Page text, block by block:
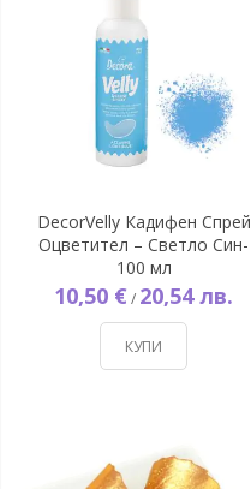
DecorVelly Кадифен Спрей
Оцветител – Светло Син-
100 мл
10,50 € / 20,54 лв.
КУПИ